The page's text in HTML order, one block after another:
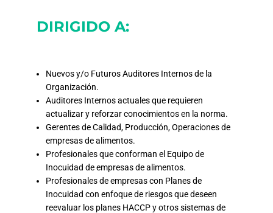
DIRIGIDO A:
Nuevos y/o Futuros Auditores Internos de la
Organización.
Auditores Internos actuales que requieren
actualizar y reforzar conocimientos en la norma.
Gerentes de Calidad, Producción, Operaciones de
empresas de alimentos.
Profesionales que conforman el Equipo de
Inocuidad de empresas de alimentos.
Profesionales de empresas con Planes de
Inocuidad con enfoque de riesgos que deseen
reevaluar los planes HACCP y otros sistemas de